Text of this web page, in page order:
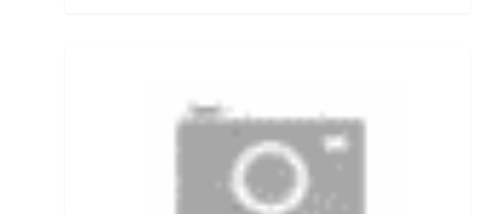
Fertig montierte Gummifische